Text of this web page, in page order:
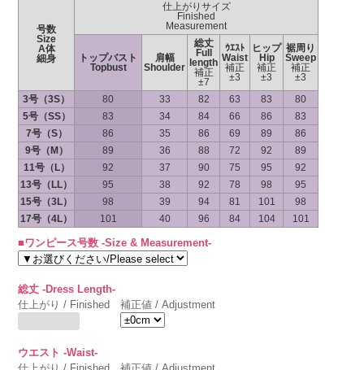
号数
Size
A体
細身
仕上がりサイズ
Finished
Measurement
トップバスト
Topbust
肩幅
Shoulder
総丈
Full
length
補正
±7
ｳｴｽﾄ
Waist
補正
±3
ヒップ
Hip
補正
±3
裾周り
Sweep
補正
±3
3号（3S）
80 33 82 63 83
80
5号（SS）
83 34 84 66 86
83
7号（S）
86 35 86 69 89
86
9号（M）
89 36 88 72 92
89
11号（L）
92 37 90 75 95
92
13号（LL）
95 38 92 78 98
95
15号（3L）
98 39 94 81 101
98
17号（4L）
101 40 96 84 104 101
■ワンピース号数 -Size & Measurement-
総丈 -Dress Length-
仕上がり / Finished
補正値 / Adjustment
ウエスト -Waist-